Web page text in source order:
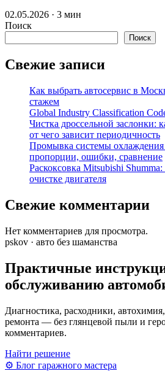
02.05.2026 · 3 мин
Поиск
Поиск
Свежие записи
Как выбрать автосервис в
стажем
Global Industry Classification
Чистка дроссельной заслонки:
от чего зависит периодичность
Промывка системы
пропорции, ошибки, сравнение
Раскоксовка Mitsubishi
очистке двигателя
Свежие комментарии
Нет комментариев для просмотра.
pskov · авто без шаманства
Практичные
обслуживанию
Диагностика, расходники,
ремонта — без глянцевой пыли и
комментариев.
Найти решение
⚙ Блог гаражного мастера